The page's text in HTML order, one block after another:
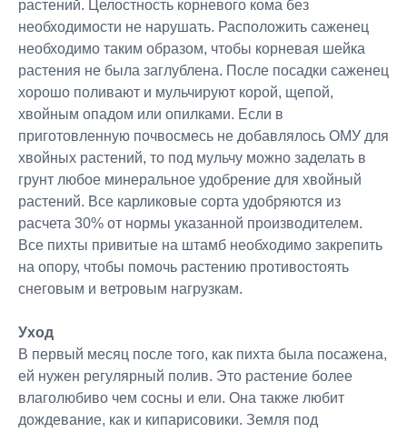
растений. Целостность корневого кома без
необходимости не нарушать. Расположить саженец
необходимо таким образом, чтобы корневая шейка
растения не была заглублена. После посадки саженец
хорошо поливают и мульчируют корой, щепой,
хвойным опадом или опилками. Если в
приготовленную почвосмесь не добавлялось ОМУ для
хвойных растений, то под мульчу можно заделать в
грунт любое минеральное удобрение для хвойный
растений. Все карликовые сорта удобряются из
расчета 30% от нормы указанной производителем.
Все пихты привитые на штамб необходимо закрепить
на опору, чтобы помочь растению противостоять
снеговым и ветровым нагрузкам.
Уход
В первый месяц после того, как пихта была посажена,
ей нужен регулярный полив. Это растение более
влаголюбиво чем сосны и ели. Она также любит
дождевание, как и кипарисовики. Земля под